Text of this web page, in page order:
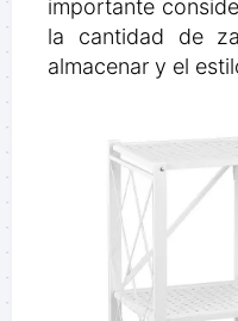
importante
la cantidad de
almacenar y el